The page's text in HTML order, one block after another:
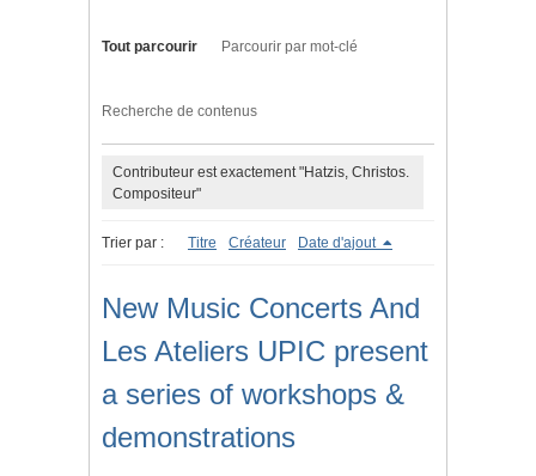
Tout parcourir Parcourir par mot-clé
Recherche de contenus
Contributeur est exactement "Hatzis, Christos.
Compositeur"
Trier par : Titre Créateur Date d'ajout
New Music Concerts And
Les Ateliers UPIC present
a series of workshops &
demonstrations